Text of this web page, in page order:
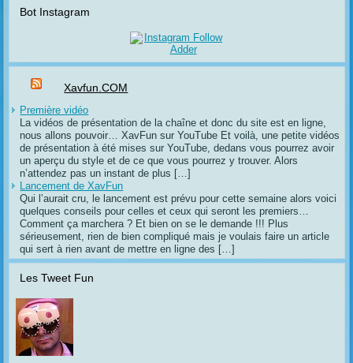
Bot Instagram
Xavfun.COM
Première vidéo
La vidéos de présentation de la chaîne et donc du site est en ligne,
nous allons pouvoir… XavFun sur YouTube Et voilà, une petite vidéos
de présentation à été mises sur YouTube, dedans vous pourrez avoir
un aperçu du style et de ce que vous pourrez y trouver. Alors
n’attendez pas un instant de plus […]
Lancement de XavFun
Qui l’aurait cru, le lancement est prévu pour cette semaine alors voici
quelques conseils pour celles et ceux qui seront les premiers…
Comment ça marchera ? Et bien on se le demande !!! Plus
sérieusement, rien de bien compliqué mais je voulais faire un article
qui sert à rien avant de mettre en ligne des […]
Les Tweet Fun